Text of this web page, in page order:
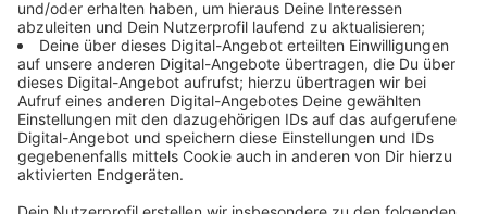
Anzeige
Wir benötigen Ihre
Zustimmung, um den YouTube